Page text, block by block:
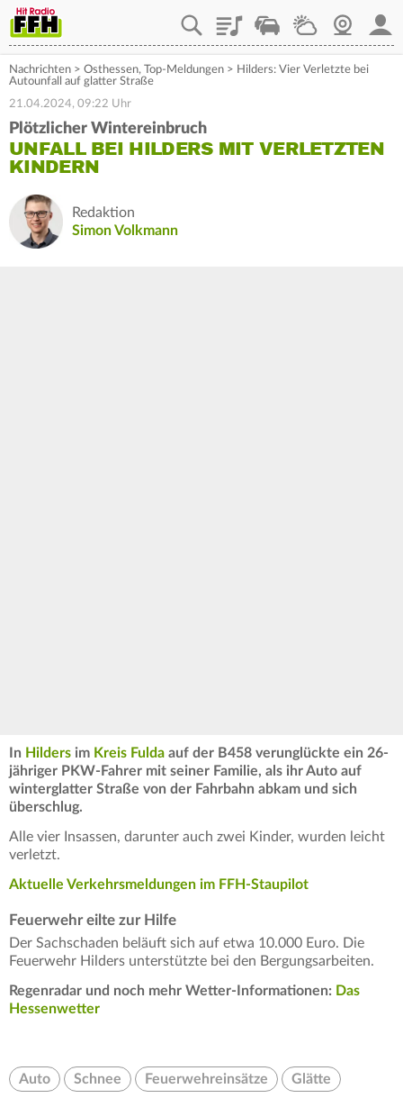
PlaylistStaupilotWetterWebcam
Nachrichten > Osthessen, Top-Meldungen > Hilders: Vier Verletzte bei
Autounfall auf glatter Straße
21.04.2024, 09:22 Uhr
Plötzlicher Wintereinbruch
UNFALL BEI HILDERS MIT VERLETZTEN
KINDERN
Redaktion
Simon Volkmann
In Hilders im Kreis Fulda auf der B458 verunglückte ein 26-
jähriger PKW-Fahrer mit seiner Familie, als ihr Auto auf
winterglatter Straße von der Fahrbahn abkam und sich
überschlug.
Alle vier Insassen, darunter auch zwei Kinder, wurden leicht
verletzt.
Aktuelle Verkehrsmeldungen im FFH-Staupilot
Feuerwehr eilte zur Hilfe
Der Sachschaden beläuft sich auf etwa 10.000 Euro. Die
Feuerwehr Hilders unterstützte bei den Bergungsarbeiten.
Regenradar und noch mehr Wetter-Informationen: Das
Hessenwetter
Auto Schnee Feuerwehreinsätze Glätte